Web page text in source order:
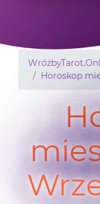
Horoskop